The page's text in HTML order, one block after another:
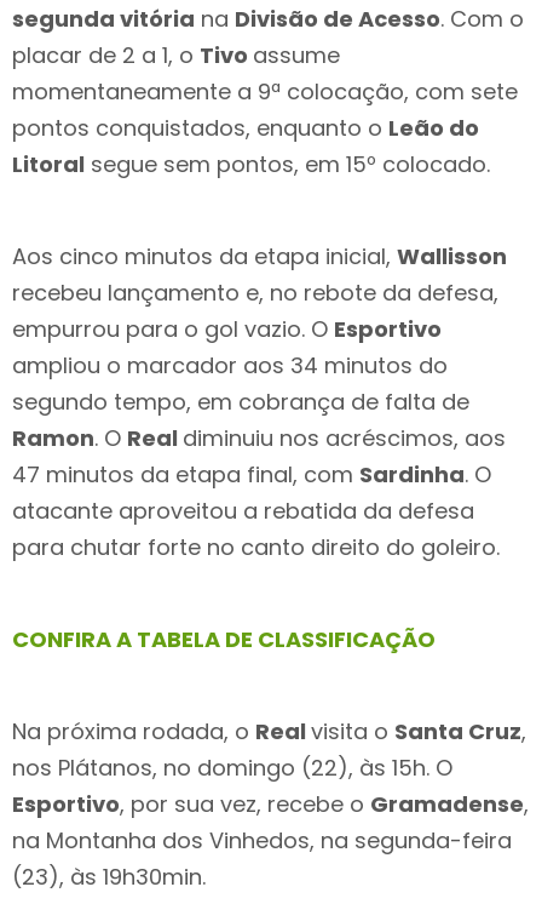
segunda vitória na Divisão de Acesso. Com o
placar de 2 a 1, o Tivo assume
momentaneamente a 9ª colocação, com sete
pontos conquistados, enquanto o Leão do
Litoral segue sem pontos, em 15º colocado.
Aos cinco minutos da etapa inicial, Wallisson
recebeu lançamento e, no rebote da defesa,
empurrou para o gol vazio. O Esportivo
ampliou o marcador aos 34 minutos do
segundo tempo, em cobrança de falta de
Ramon. O Real diminuiu nos acréscimos, aos
47 minutos da etapa final, com Sardinha. O
atacante aproveitou a rebatida da defesa
para chutar forte no canto direito do goleiro.
CONFIRA A TABELA DE CLASSIFICAÇÃO
Na próxima rodada, o Real visita o Santa Cruz,
nos Plátanos, no domingo (22), às 15h. O
Esportivo, por sua vez, recebe o Gramadense,
na Montanha dos Vinhedos, na segunda-feira
(23), às 19h30min.